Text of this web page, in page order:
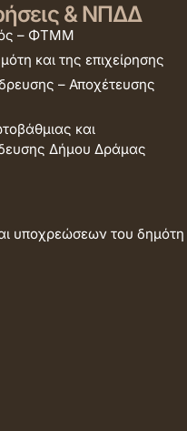
& ΝΠΔΔ
– ΦΤΜΜ
και της επιχείρησης
– Αποχέτευσης
και
Δήμου Δράμας
υποχρεώσεων του δημότη